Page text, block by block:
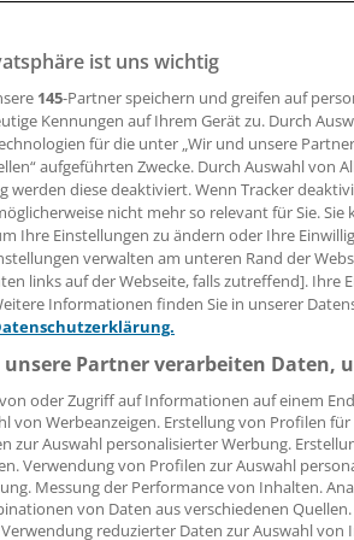
Assistance-Dienstleister Europ
künftig gemeinsame Sache machen.
helfen, Kosten zu
Leserin, lieber Leser,
Beitrag können Sie lesen,
Jetzt anmelden »
Problem beim Login?
ist mit wenigen Klicks erledigt
des kostenlosen Login:
Analysen, Hintergründe und
Interviews und Praxis-Tipps
ist uns wichtig
145-Partner speichern und greifen auf
Kennungen auf Ihrem Gerät zu. Durch
für die unter „Wir und unsere
aufgeführten Zwecke. Durch Auswahl von
werden diese deaktiviert. Wenn Tracker
nicht mehr so relevant für Sie.
Ihre Einstellungen zu ändern oder Ihre
verwalten am unteren Rand der
links auf der Webseite, falls zutreffend]. Ihre
Informationen finden Sie in unserer
Partner verarbeiten Daten,
oder Zugriff auf Informationen auf einem
von Werbeanzeigen. Erstellung von Profilen
zur Auswahl personalisierter Werbung.
Verwendung von Profilen zur Auswahl
Messung der Performance von Inhalten.
von Daten aus verschiedenen
reduzierter Daten zur Auswahl von